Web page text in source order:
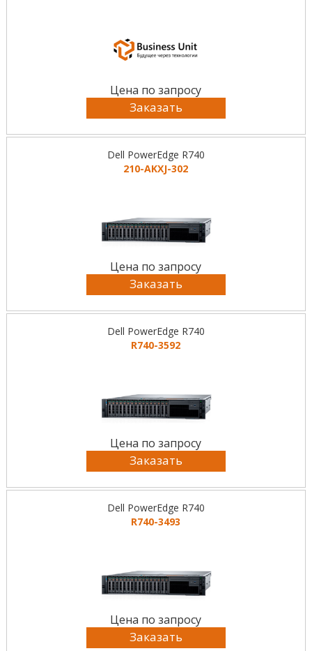
Цена по запросу
Заказать
Dell PowerEdge R740
210-AKXJ-302
Цена по запросу
Заказать
Dell PowerEdge R740
R740-3592
Цена по запросу
Заказать
Dell PowerEdge R740
R740-3493
Цена по запросу
Заказать